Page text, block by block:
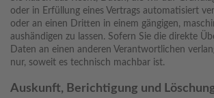
oder in Erfüllung eines Vertrags automatisiert
oder an einen Dritten in einem gängigen,
aushändigen zu lassen. Sofern Sie die direkte
Daten an einen anderen Verantwortlichen
nur, soweit es technisch machbar ist.
Auskunft, Berichtigung und